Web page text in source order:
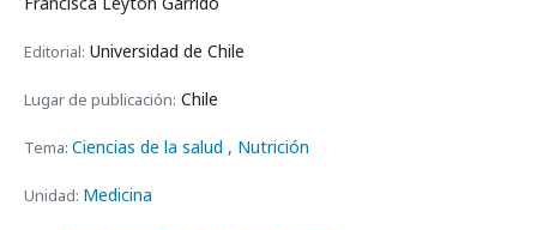
Editorial: Universidad de Chile
Lugar de publicación: Chile
Tema: Ciencias de la salud , Nutrición
Unidad: Medicina